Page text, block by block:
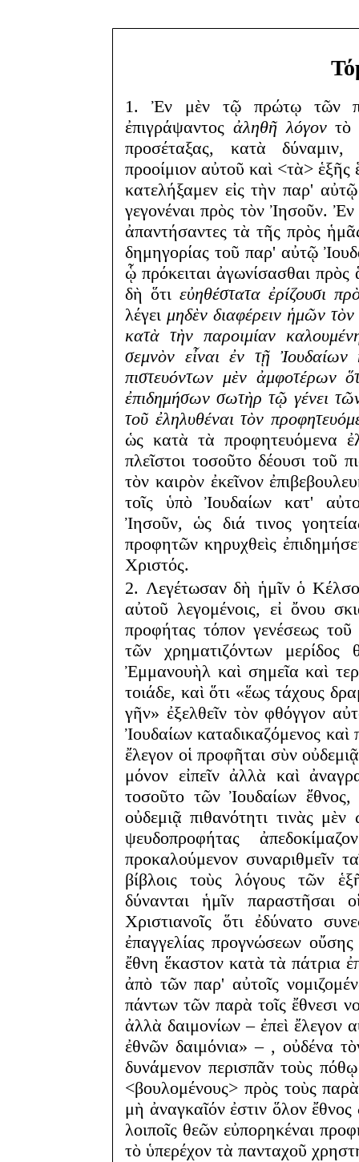
1. Ἐν μὲν τῷ πρώτῳ τῶν
ἐπιγράψαντος ἀληθῆ λόγοντὸ
προσέταξας, κατὰ δύναμιν,
προοίμιον αὐτοῦ καὶ <τὰ>
κατελήξαμεν εἰς τὴν παρ'
γεγονέναι πρὸς τὸν Ἰησοῦν.
ἀπαντήσαντες τὰ τῆς πρὸς
δημηγορίας τοῦ παρ' αὐτῷ
ᾧ πρόκειται ἀγωνίσασθαι
δὴ ὅτι εὐηθέστατα ἐρίζουσι
λέγει μηδὲν διαφέρειν ἡμῶν
κατὰ τὴν παροιμίαν
σεμνὸν εἶναι ἐν τῇ Ἰουδαίων
πιστευόντων μὲν ἀμφοτέρων
ἐπιδημήσων σωτὴρ τῷ γένει
τοῦ ἐληλυθέναι τὸν
ὡς κατὰ τὰ προφητευόμενα
πλεῖστοι τοσοῦτο δέουσι τοῦ
τὸν καιρὸν ἐκεῖνον
τοῖς ὑπὸ Ἰουδαίων κατ'
Ἰησοῦν, ὡς διά τινος
προφητῶν κηρυχθεὶς
Χριστός.
2. Λεγέτωσαν δὴ ἡμῖν ὁ
αὐτοῦ λεγομένοις, εἰ ὄνου
προφήτας τόπον γενέσεως
τῶν χρηματιζόντων
Ἐμμανουὴλ καὶ σημεῖα καὶ
τοιάδε, καὶ ὅτι «ἕως τάχους
γῆν» ἐξελθεῖν τὸν φθόγγον
Ἰουδαίων καταδικαζόμενος
ἔλεγον οἱ προφῆται σὺν
μόνον εἰπεῖν ἀλλὰ καὶ
τοσοῦτο τῶν Ἰουδαίων ἔθνος,
οὐδεμιᾷ πιθανότητι τινὰς
ψευδοπροφήτας
προκαλούμενον συναριθμεῖν
βίβλοις τοὺς λόγους τῶν
δύνανται ἡμῖν παραστῆσαι
Χριστιανοῖς ὅτι ἐδύνατο
ἐπαγγελίας προγνώσεων
ἔθνη ἕκαστον κατὰ τὰ πάτρια
ἀπὸ τῶν παρ' αὐτοῖς
πάντων τῶν παρὰ τοῖς ἔθνεσι
ἀλλὰ δαιμονίων – ἐπεὶ ἔλεγον
ἐθνῶν δαιμόνια» – , οὐδένα
δυνάμενον περισπᾶν τοὺς
<βουλομένους> πρὸς τοὺς
μὴ ἀναγκαῖόν ἐστιν ὅλον
λοιποῖς θεῶν εὐπορηκέναι
τὸ ὑπερέχον τὰ πανταχοῦ